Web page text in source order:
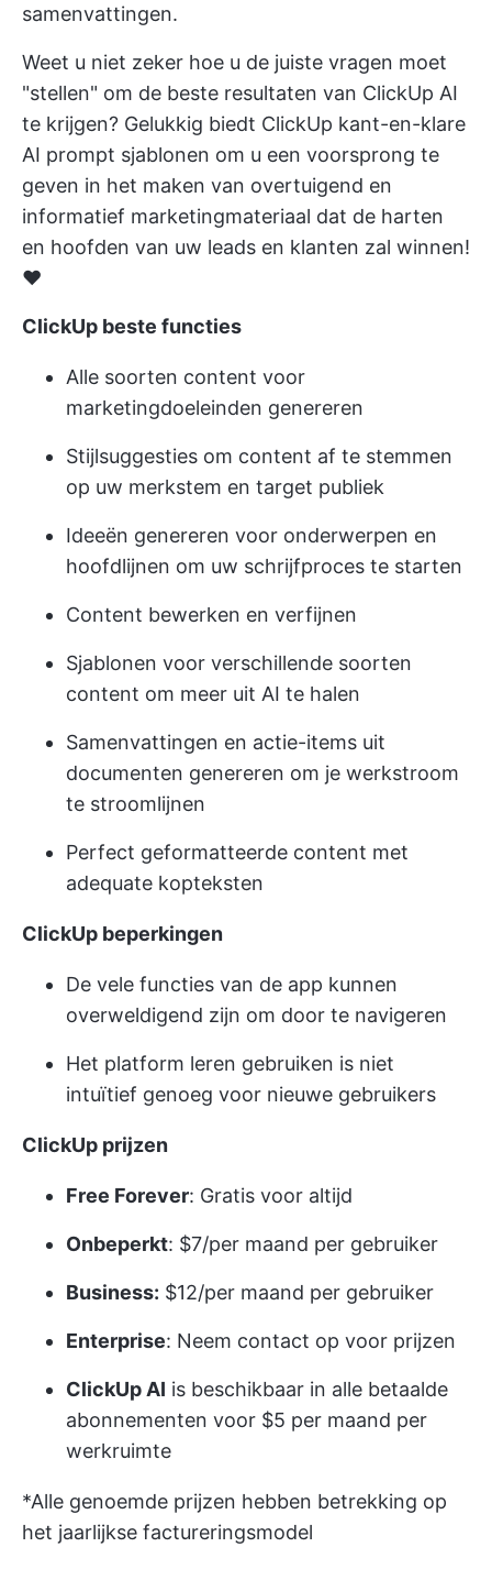
samenvattingen.
Weet u niet zeker hoe u de juiste vragen moet
"stellen" om de beste resultaten van ClickUp AI
te krijgen? Gelukkig biedt ClickUp kant-en-klare
AI prompt sjablonen om u een voorsprong te
geven in het maken van overtuigend en
informatief marketingmateriaal dat de harten
en hoofden van uw leads en klanten zal winnen!
♥️
ClickUp beste functies
Alle soorten content voor
marketingdoeleinden genereren
Stijlsuggesties om content af te stemmen
op uw merkstem en target publiek
Ideeën genereren voor onderwerpen en
hoofdlijnen om uw schrijfproces te starten
Content bewerken en verfijnen
Sjablonen voor verschillende soorten
content om meer uit AI te halen
Samenvattingen en actie-items uit
documenten genereren om je werkstroom
te stroomlijnen
Perfect geformatteerde content met
adequate kopteksten
ClickUp beperkingen
De vele functies van de app kunnen
overweldigend zijn om door te navigeren
Het platform leren gebruiken is niet
intuïtief genoeg voor nieuwe gebruikers
ClickUp prijzen
Free Forever: Gratis voor altijd
Onbeperkt: $7/per maand per gebruiker
Business: $12/per maand per gebruiker
Enterprise: Neem contact op voor prijzen
ClickUp AI is beschikbaar in alle betaalde
abonnementen voor $5 per maand per
werkruimte
*Alle genoemde prijzen hebben betrekking op
het jaarlijkse factureringsmodel